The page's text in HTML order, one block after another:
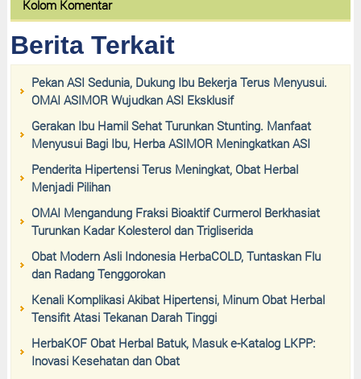
Kolom Komentar
Berita Terkait
Pekan ASI Sedunia, Dukung Ibu Bekerja Terus Menyusui.
OMAI ASIMOR Wujudkan ASI Eksklusif
Gerakan Ibu Hamil Sehat Turunkan Stunting. Manfaat
Menyusui Bagi Ibu, Herba ASIMOR Meningkatkan ASI
Penderita Hipertensi Terus Meningkat, Obat Herbal
Menjadi Pilihan
OMAI Mengandung Fraksi Bioaktif Curmerol Berkhasiat
Turunkan Kadar Kolesterol dan Trigliserida
Obat Modern Asli Indonesia HerbaCOLD, Tuntaskan Flu
dan Radang Tenggorokan
Kenali Komplikasi Akibat Hipertensi, Minum Obat Herbal
Tensifit Atasi Tekanan Darah Tinggi
HerbaKOF Obat Herbal Batuk, Masuk e-Katalog LKPP:
Inovasi Kesehatan dan Obat